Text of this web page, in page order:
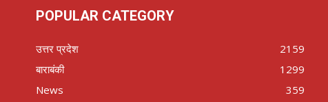
POPULAR CATEGORY
उत्तर प्रदेश
2159
बाराबंकी
1299
News
359